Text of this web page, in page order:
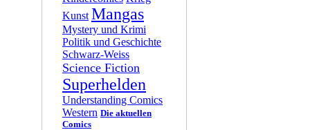
Kunst Mangas
Mystery und Krimi
Politik und Geschichte
Schwarz-Weiss
Science Fiction
Superhelden
Understanding Comics
Western Die aktuellen
Comics